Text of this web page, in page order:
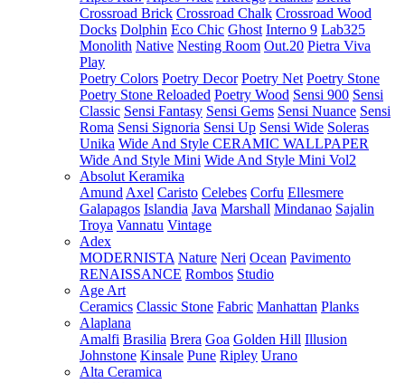
Crossroad Brick Crossroad Chalk Crossroad Wood
Docks Dolphin Eco Chic Ghost Interno 9 Lab325
Monolith Native Nesting Room Out.20 Pietra Viva
Play
Poetry Colors Poetry Decor Poetry Net Poetry Stone
Poetry Stone Reloaded Poetry Wood Sensi 900 Sensi
Classic Sensi Fantasy Sensi Gems Sensi Nuance Sensi
Roma Sensi Signoria Sensi Up Sensi Wide Soleras
Unika Wide And Style CERAMIC WALLPAPER
Wide And Style Mini Wide And Style Mini Vol2
Absolut Keramika
Amund Axel Caristo Celebes Corfu Ellesmere
Galapagos Islandia Java Marshall Mindanao Sajalin
Troya Vannatu Vintage
Adex
MODERNISTA Nature Neri Ocean Pavimento
RENAISSANCE Rombos Studio
Age Art
Ceramics Classic Stone Fabric Manhattan Planks
Alaplana
Amalfi Brasilia Brera Goa Golden Hill Illusion
Johnstone Kinsale Pune Ripley Urano
Alta Ceramica